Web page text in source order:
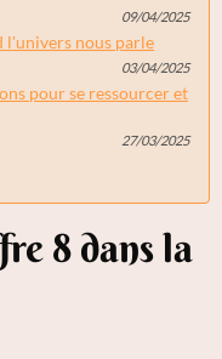
09/04/2025
l'univers nous parle
03/04/2025
pour se ressourcer et
27/03/2025
8 dans la